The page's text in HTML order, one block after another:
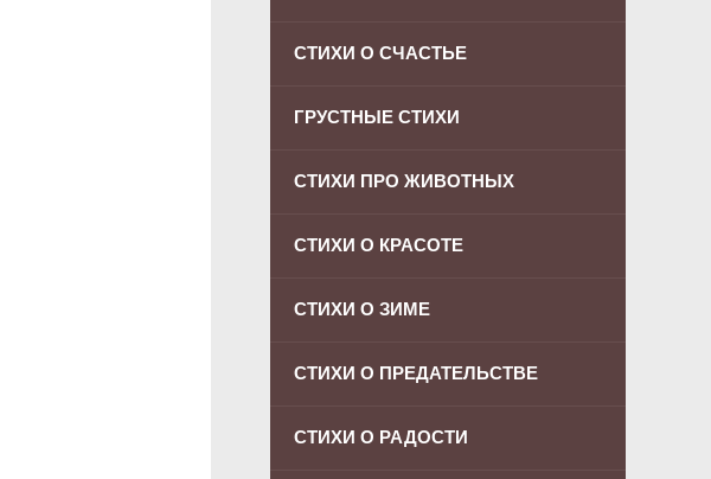
СТИХИ О СЧАСТЬЕ
ГРУСТНЫЕ СТИХИ
СТИХИ ПРО ЖИВОТНЫХ
СТИХИ О КРАСОТЕ
СТИХИ О ЗИМЕ
СТИХИ О ПРЕДАТЕЛЬСТВЕ
СТИХИ О РАДОСТИ